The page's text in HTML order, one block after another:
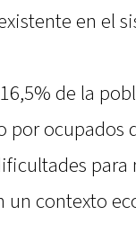
en el
de la
por ocupados
un contexto